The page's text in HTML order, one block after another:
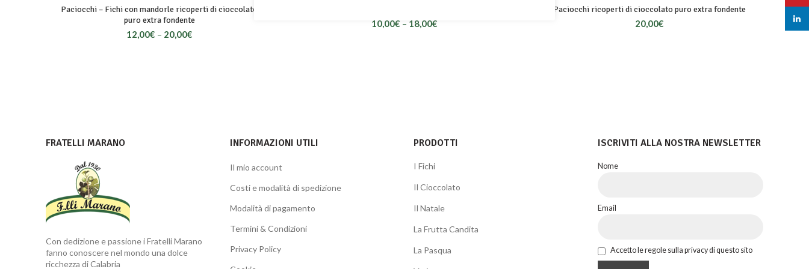
Paciocchi – Fichi con mandorle ricoperti di cioccolato
puro extra fondente
12,00€ – 20,00€
10,00€ – 18,00€
Paciocchi ricoperti di cioccolato puro extra fondente
20,00€
FRATELLI MARANO
Con dedizione e passione i Fratelli Marano
fanno conoscere nel mondo una dolce
ricchezza di Calabria
INFORMAZIONI UTILI
Il mio account
Costi e modalità di spedizione
Modalità di pagamento
Termini & Condizioni
Privacy Policy
PRODOTTI
I Fichi
Il Cioccolato
Il Natale
La Frutta Candita
La Pasqua
ISCRIVITI ALLA NOSTRA NEWSLETTER
Nome
Email
Accetto le regole sulla privacy di questo sito